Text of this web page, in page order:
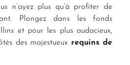
n’ayez plus qu’à profiter de
Plongez dans les fonds
et pour les plus audacieux,
des majestueux requins de